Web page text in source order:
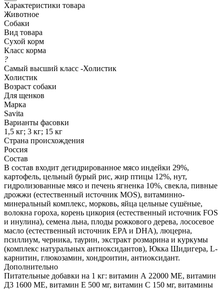
Характеристики товара
Животное
Собаки
Вид товара
Сухой корм
Класс корма
?
Самый высший класс -Холистик
Холистик
Возраст собаки
Для щенков
Марка
Savita
Варианты фасовки
1,5 кг; 3 кг; 15 кг
Страна происхождения
Россия
Состав
В состав входит дегидрированное мясо индейки 29%,
картофель, цельный бурый рис, жир птицы 12%, нут,
гидролизованные мясо и печень ягненка 10%, свекла, пивные
дрожжи (естественный источник MOS), витаминно-
минеральный комплекс, морковь, яйца цельные сушёные,
волокна гороха, корень цикория (естественный источник FOS
и инулина), семена льна, плоды рожкового дерева, лососевое
масло (естественный источник EPA и DHA), люцерна,
псиллиум, черника, таурин, экстракт розмарина и куркумы
(комплекс натуральных антиоксидантов), Юкка Шидигера, L-
карнитин, глюкозамин, хондроитин, антиоксидант.
Дополнительно
Питательные добавки на 1 кг: витамин А 22000 МЕ, витамин
Д3 1600 МЕ, витамин Е 500 мг, витамин С 150 мг, витамины